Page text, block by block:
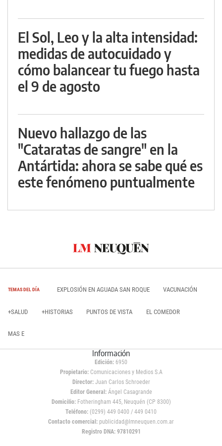
El Sol, Leo y la alta intensidad:
medidas de autocuidado y
cómo balancear tu fuego hasta
el 9 de agosto
Nuevo hallazgo de las
"Cataratas de sangre" en la
Antártida: ahora se sabe qué es
este fenómeno puntualmente
TEMAS DEL DÍA EXPLOSIÓN EN AGUADA SAN ROQUE VACUNACIÓN
+SALUD +HISTORIAS PUNTOS DE VISTA EL COMEDOR
MAS E
Información
Edición: 6950
Propietario:Comunicaciones y Medios S.A
Director: Juan Carlos Schroeder
Editor General:Ángel Casagrande
Domicilio:Fotheringham 445, Neuquén (CP 8300)
Teléfono: (0299) 449 0400 / 449 0410
Contacto comercial: publicidad@lmneuquen.com.ar
Registro DNA: 97810291